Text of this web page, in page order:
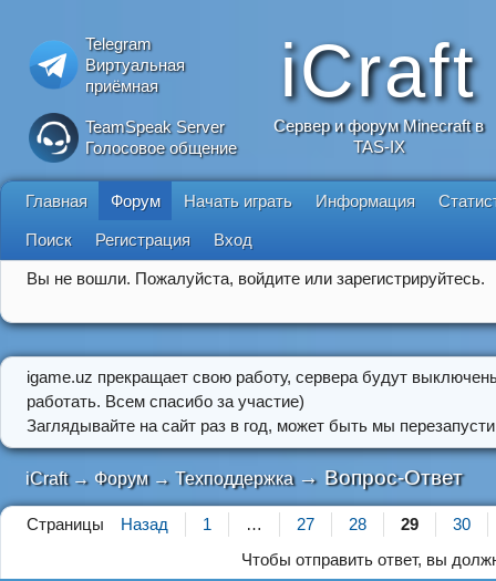
Telegram
Виртуальная
приёмная
TeamSpeak Server
Голосовое общение
iCraft
Сервер и форум Minecraft в
TAS-IX
Главная Форум Начать играть Информация
Поиск Регистрация Вход
Вы не вошли. Пожалуйста, войдите или зарегистрируйтесь.
igame.uz прекращает свою работу, сервера будут
работать. Всем спасибо за участие)
Заглядывайте на сайт раз в год, может быть мы
iCraft → Форум →Техподдержка → Вопрос-Ответ
Страницы Назад 1 … 27 28 29
30
Чтобы отправить ответ, вы